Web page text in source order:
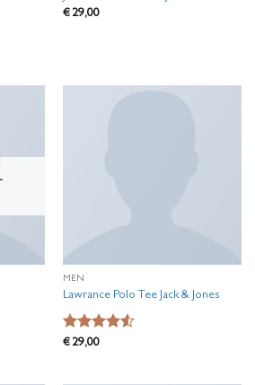
€29,00
MEN
Lawrance Polo Tee Jack & Jones
Waardering
€29,00